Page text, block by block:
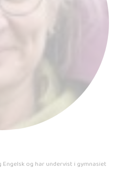
Engelsk og har undervist i gymnasiet